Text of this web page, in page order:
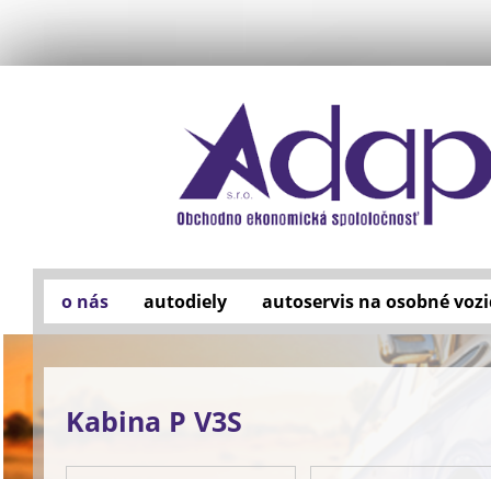
o nás autodiely autoservis na osobné
Kabina P V3S